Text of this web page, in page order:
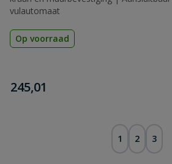
vulautomaat
Op voorraad
€
245,01
1 2 3